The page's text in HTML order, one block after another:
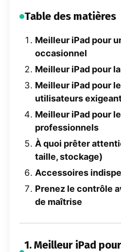
Table des matières
Meilleur iPad pour
occasionnel
Meilleur iPad pour
Meilleur iPad pour
utilisateurs
Meilleur iPad pour
professionnels
À quoi prêter
taille, stockage)
Accessoires
Prenez le contrôle
de maîtrise
1. Meilleur iPad